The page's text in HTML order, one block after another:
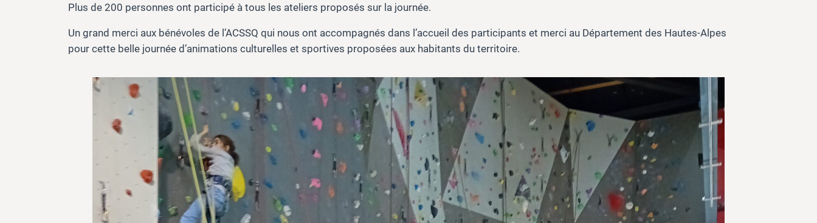
Plus de 200 personnes ont participé à tous les ateliers proposés sur la journée.
Un grand merci aux bénévoles de l’ACSSQ qui nous ont accompagnés dans l’accueil des participants et merci au Département des Hautes-Alpes
pour cette belle journée d’animations culturelles et sportives proposées aux habitants du territoire.